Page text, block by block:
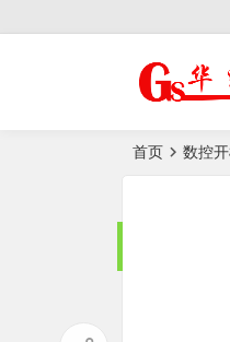
榫槽机|猫
产设
首页 数控